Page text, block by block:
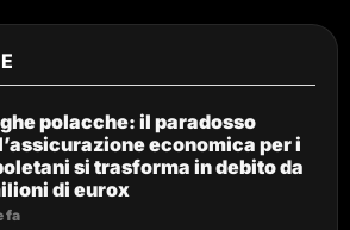
polacche: il paradosso
economica per i
si trasforma in debito da
di eurox
fa